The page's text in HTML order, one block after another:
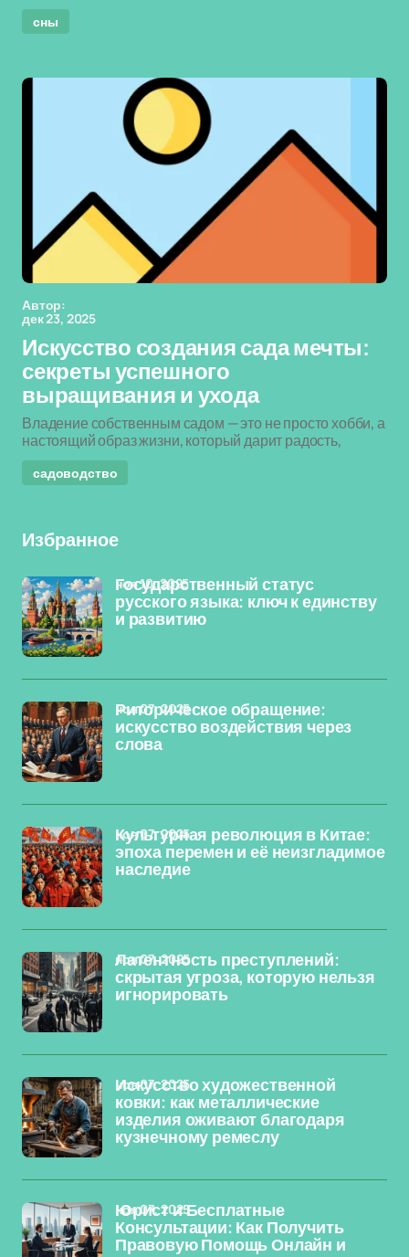
сны
Автор:
дек 23, 2025
Искусство создания сада мечты:
секреты успешного
выращивания и ухода
Владение собственным садом — это не просто хобби, а
настоящий образ жизни, который дарит радость,
садоводство
Избранное
Государственный статус
русского языка: ключ к единству
и развитию
ноя 10, 2025
Риторическое обращение:
искусство воздействия через
слова
ноя 07, 2025
Культурная революция в Китае:
эпоха перемен и её неизгладимое
наследие
ноя 07, 2025
Латентность преступлений:
скрытая угроза, которую нельзя
игнорировать
ноя 07, 2025
Искусство художественной
ковки: как металлические
изделия оживают благодаря
кузнечному ремеслу
ноя 07, 2025
Юрист и Бесплатные
Консультации: Как Получить
Правовую Помощь Онлайн и
ноя 07, 2025